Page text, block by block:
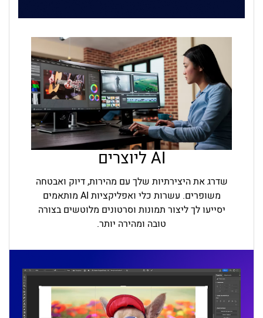
AI ליוצרים
שדרג את היצירתיות שלך עם מהירות, דיוק ואבטחה
משופרים. עשרות כלי ואפליקציות AI מותאמים
יסייעו לך ליצור תמונות וסרטונים מלוטשים בצורה
טובה ומהירה יותר.